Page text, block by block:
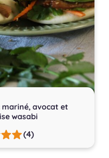
mariné, avocat et
wasabi
(4)